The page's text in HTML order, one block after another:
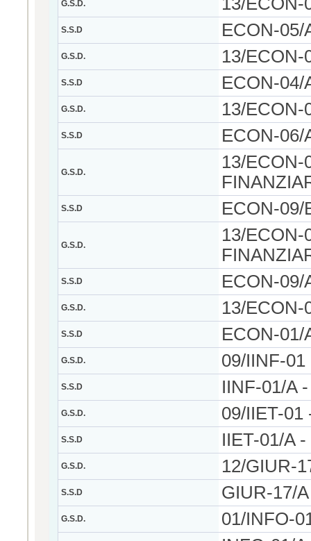
G.S.D.
S.S.D ECON-05/
G.S.D. 13/ECON-
S.S.D ECON-04/
G.S.D. 13/ECON-
S.S.D ECON-06/
G.S.D.
13/ECON-
S.S.D ECON-09/
G.S.D.
13/ECON-
S.S.D ECON-09/
G.S.D. 13/ECON-
S.S.D ECON-01/
G.S.D. 09/IINF-
S.S.D IINF-01/A
G.S.D. 09/IIET-01
S.S.D IIET-01/A
G.S.D. 12/GIUR-
S.S.D GIUR-17/
G.S.D. 01/INFO-